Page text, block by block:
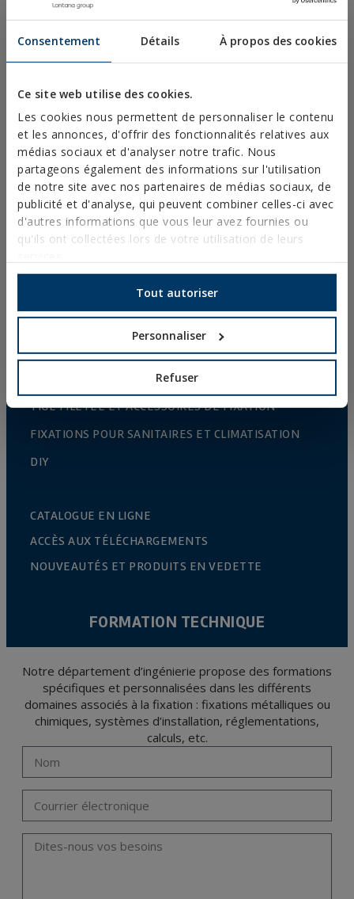
Consentement Détails À propos des cookies
Ce site web utilise des cookies.
Les cookies nous permettent de personnaliser le contenu
et les annonces, d'offrir des fonctionnalités relatives aux
médias sociaux et d'analyser notre trafic. Nous
partageons également des informations sur l'utilisation
de notre site avec nos partenaires de médias sociaux, de
publicité et d'analyse, qui peuvent combiner celles-ci avec
d'autres informations que vous leur avez fournies ou
qu'ils ont collectées lors de votre utilisation de leurs
Tout autoriser
Personnaliser
Refuser
VIS AUTO-PERCEUSES, FILETÉES À TÔLE ET PVC
VIS POUR BOIS
POINTES, PITONS ET CROCHETS
CONNECTEURS POUR BOIS
BOULONNERIE NORMALISÉE
FORETS, EMBOUTS ET ACCESSOIRES
COLLIERS MÉTALLIQUES LOURDS
COLLIERS MÉTALLIQUES LÉGERS
COLLIERS PLASTIQUES
PROFILÉS ET SUPPORT
SYSTÈMES D’INSTALLATION ET FIXATIONS POUR
TIGE FILETÉE ET ACCESSOIRES DE FIXATION
FIXATIONS POUR SANITAIRES ET CLIMATISATION
DIY
CATALOGUE EN LIGNE
ACCÈS AUX TÉLÉCHARGEMENTS
NOUVEAUTÉS ET PRODUITS EN VEDETTE
FORMATION TECHNIQUE
Notre département d’ingénierie propose des formations
spécifiques et personnalisées dans les différents
domaines associés à la fixation : fixations métalliques ou
chimiques, systèmes d’installation, réglementations,
calculs, etc.